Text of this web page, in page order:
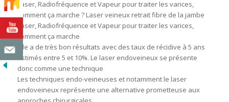
Laser, Radiofréquence et Vapeur pour traiter les varices,
comment ça marche ? Laser veineux retrait fibre de la jambe
Laser, Radiofréquence et Vapeur pour traiter les varices,
comment ça marche
Elle a de très bon résultats avec des taux de récidive à 5 ans
estimés entre 5 et 10%. Le laser endoveineux se présente
donc comme une technique
Les techniques endo-veineuses et notamment le laser
endoveineux représente une alternative prometteuse aux